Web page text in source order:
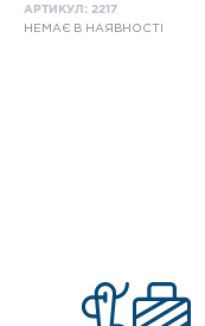
АРТИКУЛ: 2217
НЕМАЄ В НАЯВНОСТІ